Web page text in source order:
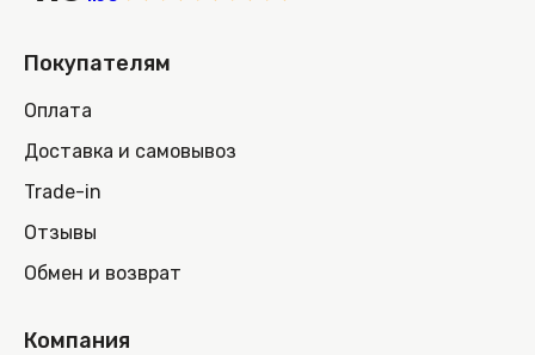
Покупателям
Оплата
Доставка и самовывоз
Trade-in
Отзывы
Обмен и возврат
Компания